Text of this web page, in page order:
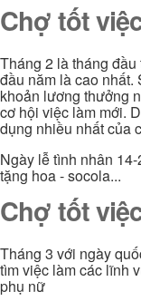
Chợ tốt
Tháng 2 là tháng
đầu năm là cao nhất.
khoản lương thưởng
cơ hội việc làm mới.
dụng nhiều nhất của
Ngày lễ tình nhân
tặng hoa - socola...
Chợ tốt
Tháng 3 với ngày
tìm việc làm các lĩnh
phụ nữ